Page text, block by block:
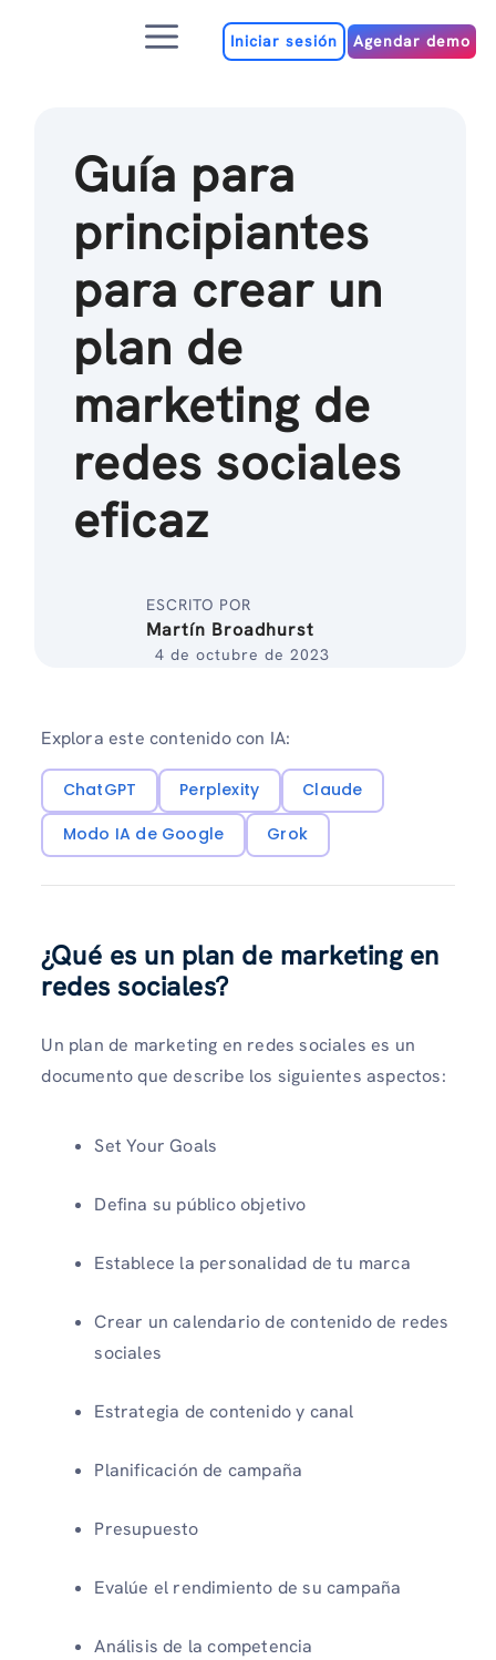
MenúIniciar sesión Agendar demo
Guía para
principiantes
para crear un
plan de
marketing de
redes sociales
eficaz
ESCRITO POR
Martín Broadhurst
4 de octubre de 2023
Explora este contenido con IA:
ChatGPT Perplexity
Claude
Modo IA de Google
Grok
¿Qué es un plan de marketing en
redes sociales?
Un plan de marketing en redes sociales es un
documento que describe los siguientes aspectos:
Set Your Goals
Defina su público objetivo
Establece la personalidad de tu marca
Crear un calendario de contenido de redes
sociales
Estrategia de contenido y canal
Planificación de campaña
Presupuesto
Evalúe el rendimiento de su campaña
Análisis de la competencia